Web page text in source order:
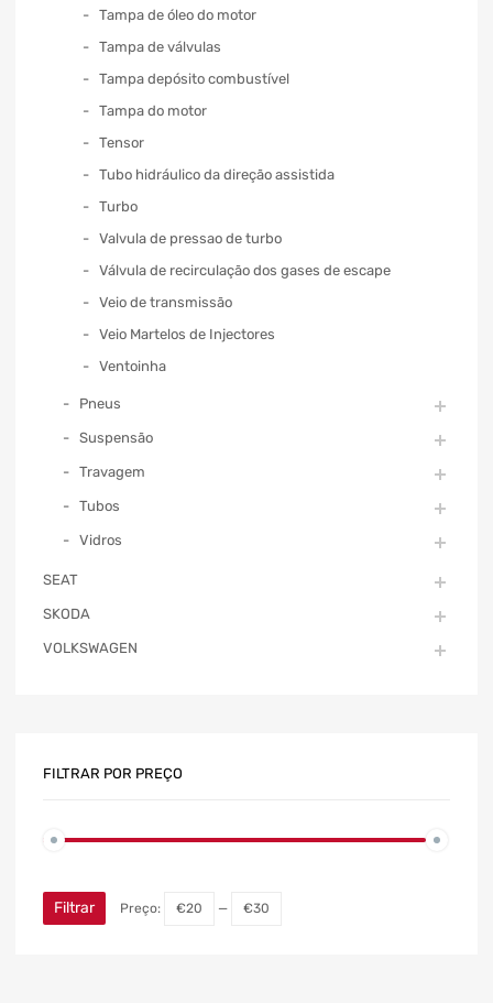
Tampa de óleo do motor
Tampa de válvulas
Tampa depósito combustível
Tampa do motor
Tensor
Tubo hidráulico da direção assistida
Turbo
Valvula de pressao de turbo
Válvula de recirculação dos gases de escape
Veio de transmissão
Veio Martelos de Injectores
Ventoinha
Pneus
Suspensão
Travagem
Tubos
Vidros
SEAT
SKODA
VOLKSWAGEN
FILTRAR POR PREÇO
Filtrar Preço: €20 — €30